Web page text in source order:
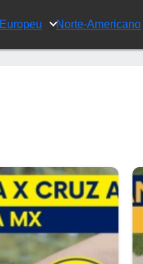
Europeu Norte-Americano